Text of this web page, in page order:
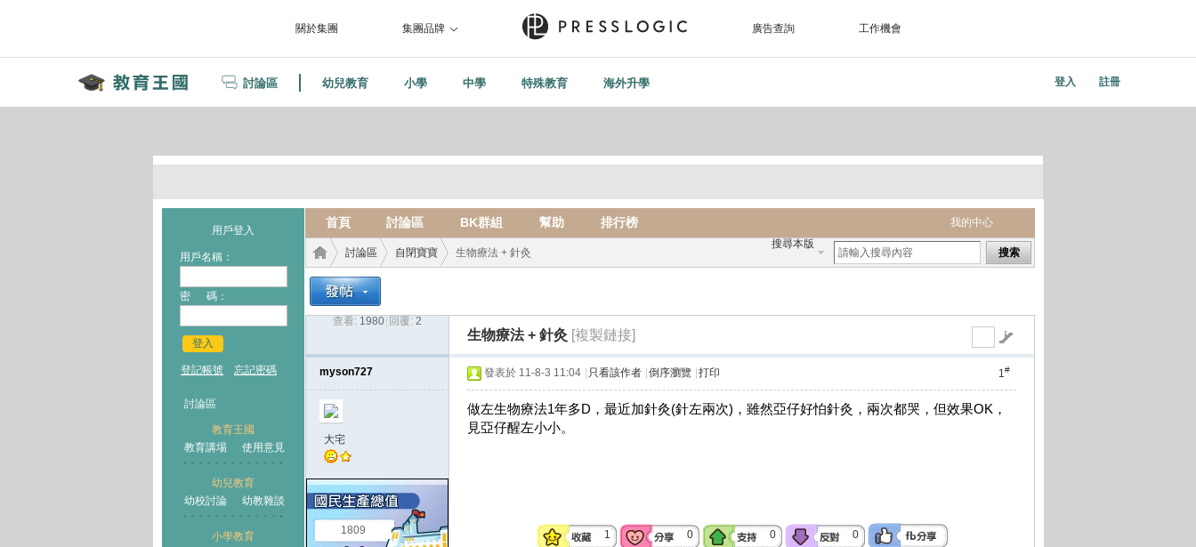
關於集團 集團品牌 廣告查詢 工作機會
討論區 幼兒教育 小學 中學 特殊教育 海外升學 登入 註冊
用戶登入
用戶名稱：
密 碼：
登入
登記帳號 忘記密碼
討論區
教育王國
教育講場
使用意見
幼兒教育
幼校討論
幼教雜談
小學教育
我的中心
首頁 討論區 BK群組 幫助 排行榜
搜尋本版
搜索
王國
討論區
›
自閉寶寶 生物療法 + 針灸
查看: 1980 回覆: 2
生物療法 + 針灸 [複製鏈接]
myson727
大宅
1809
1#
發表於 11-8-3 11:04 只看該作者 倒序瀏覽 打印
做左生物療法1年多D，最近加針灸(針左兩次)，雖然亞仔好怕針灸，兩次都哭，但效果OK，
見亞仔醒左小小。
1 0 0 0